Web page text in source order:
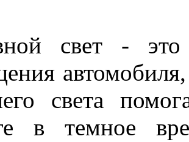
свет -
света
в темное